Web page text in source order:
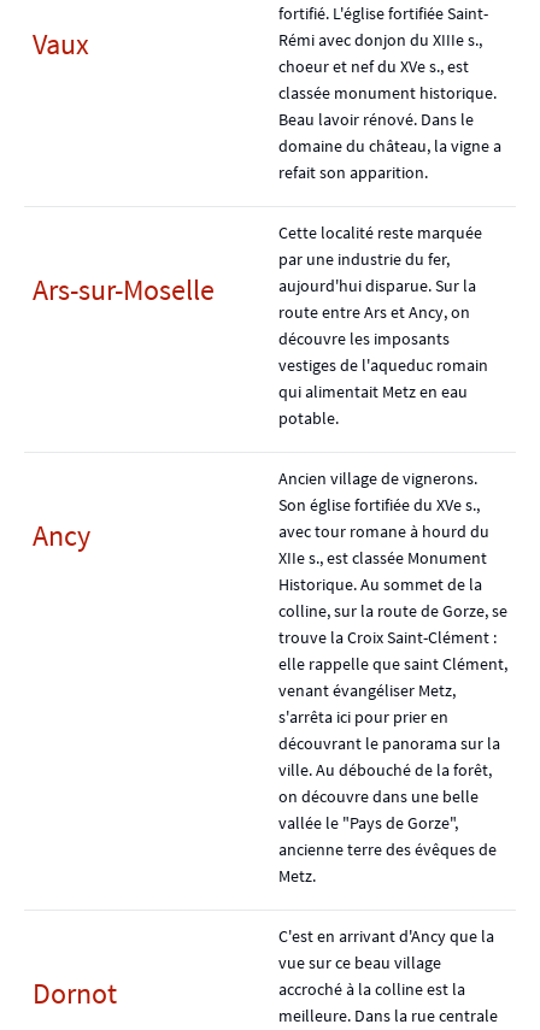
Vaux
fortifié. L'église fortifiée Saint-
Rémi avec donjon du XIIIe s.,
choeur et nef du XVe s., est
classée monument historique.
Beau lavoir rénové. Dans le
domaine du château, la vigne a
refait son apparition.
Ars-sur-Moselle
Cette localité reste marquée
par une industrie du fer,
aujourd'hui disparue. Sur la
route entre Ars et Ancy, on
découvre les imposants
vestiges de l'aqueduc romain
qui alimentait Metz en eau
potable.
Ancy
Ancien village de vignerons.
Son église fortifiée du XVe s.,
avec tour romane à hourd du
XIIe s., est classée Monument
Historique. Au sommet de la
colline, sur la route de Gorze, se
trouve la Croix Saint-Clément :
elle rappelle que saint Clément,
venant évangéliser Metz,
s'arrêta ici pour prier en
découvrant le panorama sur la
ville. Au débouché de la forêt,
on découvre dans une belle
vallée le "Pays de Gorze",
ancienne terre des évêques de
Metz.
Dornot
C'est en arrivant d'Ancy que la
vue sur ce beau village
accroché à la colline est la
meilleure. Dans la rue centrale